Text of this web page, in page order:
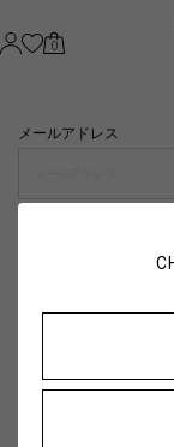
0
メールアドレス